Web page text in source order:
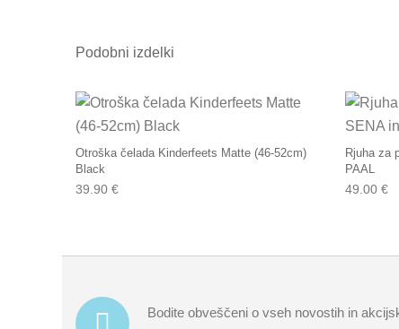
Podobni izdelki
Otroška čelada Kinderfeets Matte (46-52cm)
Black
39.90 €
Rjuha za
PAAL
49.00 €
Bodite obveščeni o vseh novostih in